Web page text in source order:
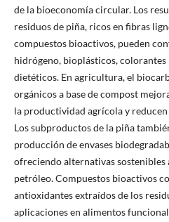
de la bioeconomía circular. Los
residuos de piña, ricos en fibras
compuestos bioactivos, pueden
hidrógeno, bioplásticos,
dietéticos. En agricultura, el
orgánicos a base de compost
la productividad agrícola y
Los subproductos de la piña
producción de envases
ofreciendo alternativas sostenibles
petróleo. Compuestos bioactivos
antioxidantes extraídos de los
aplicaciones en alimentos